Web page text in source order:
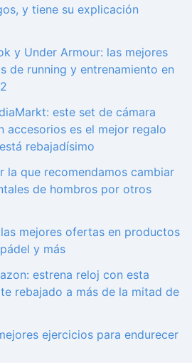
y tiene su explicación
y Under Armour: las mejores
de running y entrenamiento en
este set de cámara
accesorios es el mejor regalo
rebajadísimo
la que recomendamos cambiar
de hombros por otros
mejores ofertas en productos
y más
estrena reloj con esta
rebajado a más de la mitad de
ejercicios para endurecer